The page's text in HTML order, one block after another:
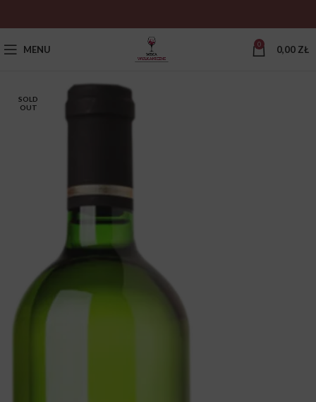
MENU 0 0,00 ZŁ
SOLD
OUT